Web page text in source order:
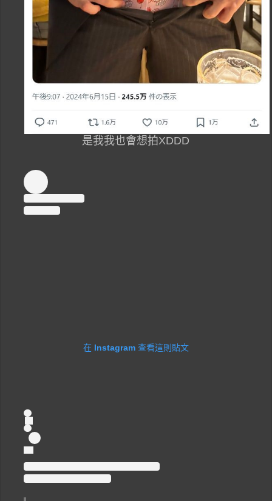
是我我也會想拍XDDD
在 Instagram 查看這則貼文